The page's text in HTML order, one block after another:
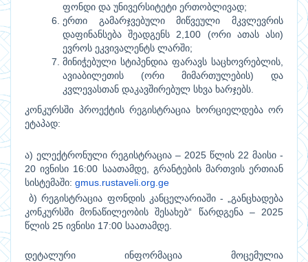
ფონდი და უნივერსიტეტი ერთობლივად;
ერთი გამარჯვებული მიწვეული მკვლევრის
დაფინანსება შეადგენს 2,100 (ორი ათას ასი)
ევროს ეკვივალენტს ლარში;
მინიჭებული სტიპენდია ფარავს საცხოვრებლის,
ავიაბილეთის (ორი მიმართულების) და
კვლევასთან დაკავშირებულ სხვა ხარჯებს.
კონკურსში პროექტის რეგისტრაცია ხორციელდება ორ
ეტაპად:
ა) ელექტრონული რეგისტრაცია – 2025 წლის 22 მაისი -
20 ივნისი 16:00 საათამდე, გრანტების მართვის ერთიან
სისტემაში: gmus.rustaveli.org.ge
ბ) რეგისტრაცია ფონდის კანცელარიაში - „განცხადება
კონკურსში მონაწილეობის შესახებ“ წარდგენა – 2025
წლის 25 ივნისი 17:00 საათამდე.
დეტალური ინფორმაცია მოცემულია